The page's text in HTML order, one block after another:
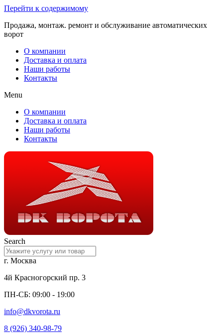
Перейти к содержимому
Продажа, монтаж. ремонт и обслуживание автоматических
ворот
О компании
Доставка и оплата
Наши работы
Контакты
Menu
О компании
Доставка и оплата
Наши работы
Контакты
Search
г. Москва
4й Красногорский пр. 3
ПН-СБ: 09:00 - 19:00
info@dkvorota.ru
8 (926) 340-98-79